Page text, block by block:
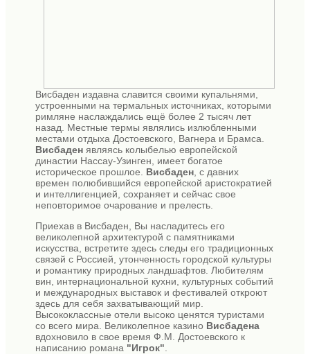
Висбаден издавна славится своими купальнями,
устроенными на термальных источниках, которыми
римляне наслаждались ещё более 2 тысяч лет
назад. Местные термы являлись излюбленными
местами отдыха Достоевского, Вагнера и Брамса.
Висбаден являясь колыбелью европейской
династии Нассау-Узинген, имеет богатое
историческое прошлое. Висбаден , с давних
времен полюбившийся европейской аристократией
и интеллигенцией, сохраняет и сейчас свое
неповторимое очарование и прелесть.
Приехав в Висбаден, Вы насладитесь его
великолепной архитектурой с памятниками
искусства, встретите здесь следы его традиционных
связей с Россией, утонченность городской культуры
и романтику природных ландшафтов. Любителям
вин, интернациональной кухни, культурных событий
и международных выставок и фестивалей откроют
здесь для себя захватывающий мир.
Высококлассные отели высоко ценятся туристами
со всего мира. Великолепное казино Висбадена
вдохновило в свое время Ф.М. Достоевского к
написанию романа "Игрок"